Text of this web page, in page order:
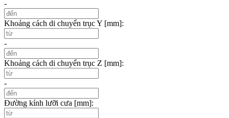
-
Khoảng cách di chuyển trục Y [mm]:
-
Khoảng cách di chuyển trục Z [mm]:
-
Đường kính lưỡi cưa [mm]: